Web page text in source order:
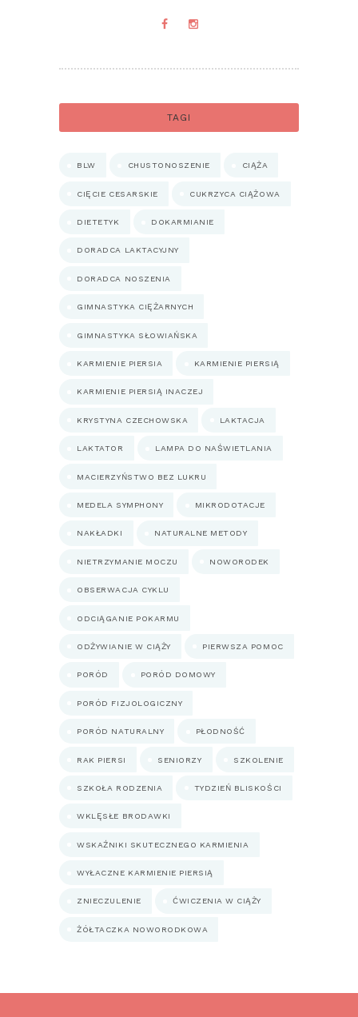
TAGI
BLW CHUSTONOSZENIE CIĄŻA
CIĘCIE CESARSKIE CUKRZYCA CIĄŻOWA
DIETETYK DOKARMIANIE
DORADCA LAKTACYJNY
DORADCA NOSZENIA
GIMNASTYKA CIĘŻARNYCH
GIMNASTYKA SŁOWIAŃSKA
KARMIENIE PIERSIA KARMIENIE PIERSIĄ
KARMIENIE PIERSIĄ INACZEJ
KRYSTYNA CZECHOWSKA LAKTACJA
LAKTATOR LAMPA DO NAŚWIETLANIA
MACIERZYŃSTWO BEZ LUKRU
MEDELA SYMPHONY MIKRODOTACJE
NAKŁADKI NATURALNE METODY
NIETRZYMANIE MOCZU NOWORODEK
OBSERWACJA CYKLU
ODCIĄGANIE POKARMU
ODŻYWIANIE W CIĄŻY PIERWSZA POMOC
PORÓD PORÓD DOMOWY
PORÓD FIZJOLOGICZNY
PORÓD NATURALNY PŁODNOŚĆ
RAK PIERSI SENIORZY SZKOLENIE
SZKOŁA RODZENIA TYDZIEŃ BLISKOŚCI
WKLĘSŁE BRODAWKI
WSKAŹNIKI SKUTECZNEGO KARMIENIA
WYŁACZNE KARMIENIE PIERSIĄ
ZNIECZULENIE ĆWICZENIA W CIĄŻY
ŻÓŁTACZKA NOWORODKOWA